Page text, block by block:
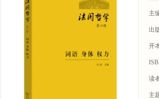
主
出
开
读
主